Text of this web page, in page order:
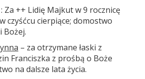
: Za ++ Lidię Majkut w 9 rocznicę
czyśćcu cierpiące; domostwo
Bożej.
– za otrzymane łaski z
Franciszka z prośbą o Boże
na dalsze lata życia.